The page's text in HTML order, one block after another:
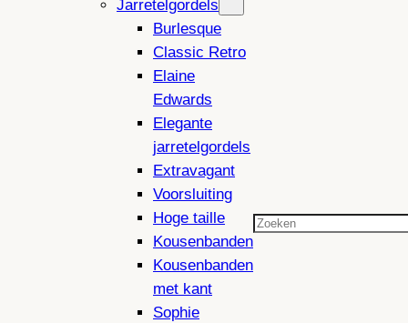
Jarretelgordels
Burlesque
Classic Retro
Elaine
Edwards
Elegante
jarretelgordels
Extravagant
Voorsluiting
Hoge taille
Kousenbanden
Kousenbanden
met kant
Sophie
Zoeken